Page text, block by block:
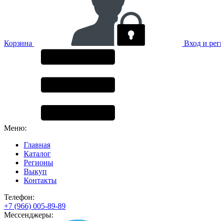
Корзина Вход и
Меню:
Главная
Каталог
Регионы
Выкуп
Контакты
Телефон:
+7 (966) 005-89-89
Мессенджеры: